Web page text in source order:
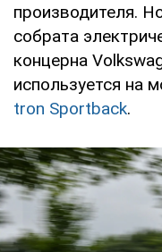
производителя.
собрата
концерна
используется на
tron Sportback.